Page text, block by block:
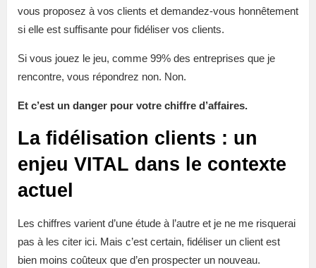
vous proposez à vos clients et demandez-vous honnêtement
si elle est suffisante pour fidéliser vos clients.
Si vous jouez le jeu, comme 99% des entreprises que je
rencontre, vous répondrez non. Non.
Et c’est un danger pour votre chiffre d’affaires.
La fidélisation clients : un
enjeu VITAL dans le contexte
actuel
Les chiffres varient d’une étude à l’autre et je ne me risquerai
pas à les citer ici. Mais c’est certain, fidéliser un client est
bien moins coûteux que d’en prospecter un nouveau.